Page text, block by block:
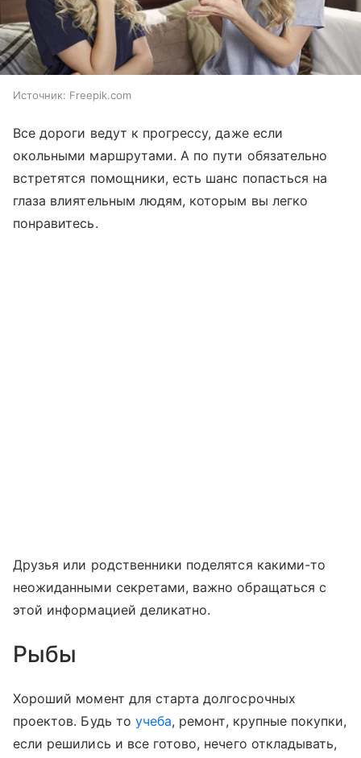
Источник: Freepik.com
Все дороги ведут к прогрессу, даже если
окольными маршрутами. А по пути обязательно
встретятся помощники, есть шанс попасться на
глаза влиятельным людям, которым вы легко
понравитесь.
Друзья или родственники поделятся какими-то
неожиданными секретами, важно обращаться с
этой информацией деликатно.
Рыбы
Хороший момент для старта долгосрочных
проектов. Будь то учеба, ремонт, крупные покупки,
если решились и все готово, нечего откладывать,